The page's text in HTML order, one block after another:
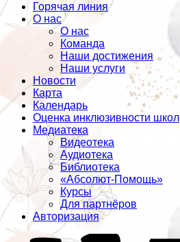
Горячая линия
О нас
О нас
Команда
Наши достижения
Наши услуги
Новости
Карта
Календарь
Оценка инклюзивности школ
Медиатека
Видеотека
Аудиотека
Библиотека
«Абсолют-Помощь»
Курсы
Для партнёров
Авторизация